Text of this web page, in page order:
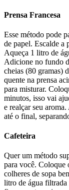
Prensa Francesa
Esse método pode
de papel. Escalde a
Aqueça 1 litro de
Adicione no fundo
cheias (80 gramas)
quente na prensa
para misturar.
minutos, isso vai
e realçar seu
até o final,
Cafeteira
Quer um método
para você. Coloque
colheres de sopa
litro de água